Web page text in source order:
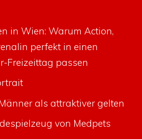
in Wien: Warum Action,
perfekt in einen
Freizeittag passen
als attraktiver gelten
von Medpets